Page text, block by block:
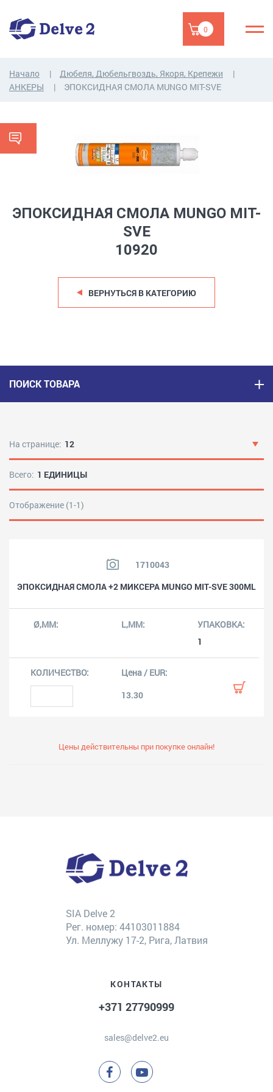
0
Начало
Дюбеля, Дюбельгвоздь, Якоря, Крепежи
АНКЕРЫ
ЭПОКСИДНАЯ СМОЛА MUNGO MIT-SVE
ЭПОКСИДНАЯ СМОЛА MUNGO MIT-
SVE
10920
ВЕРНУТЬСЯ В КАТЕГОРИЮ
ПОИСК ТОВАРА
На странице: 12
Всего: 1 ЕДИНИЦЫ
Отображение (1-1)
1710043
ЭПОКСИДНАЯ СМОЛА +2 МИКСЕРА MUNGO MIT-SVE 300ML
1
13.30
Цены действительны при покупке онлайн!
SIA Delve 2
Рег. номер: 44103011884
Ул. Меллужу 17-2, Рига, Латвия
КОНТАКТЫ
+371 27790999
sales@delve2.eu